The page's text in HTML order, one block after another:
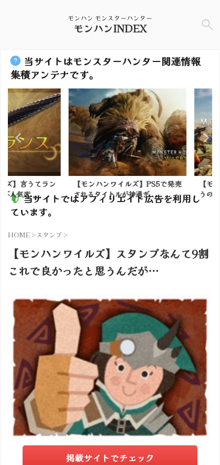
モンハン モンスターハンター
モンハンINDEX
当サイトはモンスターハンター関連情報
集積アンテナです。
うてラン
武...
【モンハンワイルズ】PS5で発売
されるタイトルが神過ぎ...
【モンハ
うの？
当サイトではアフィリエイト広告を利用し
ています。
HOME >スタンプ >
【モンハンワイルズ】スタンプなんて9割
これで良かったと思うんだが…
掲載サイトでチェック